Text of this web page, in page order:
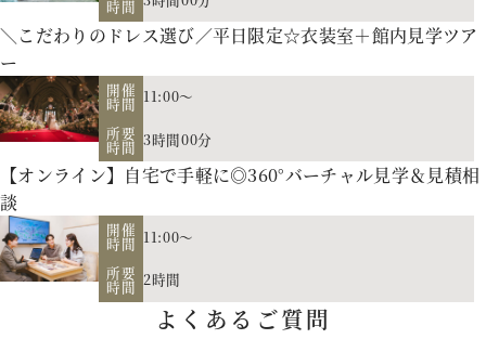
会場の説明、ご案内はもちろん、お二人の理想や希望、予算
をプロに相談しませんか。空き日程のご案内もさせていただき
【北海道フレンチ】北海道の契約生産者さん直送の食材を使
時間
＼こだわりのドレス選び／平日限定☆衣装室＋館内見学ツア
ー
開催
時間 11:00～
所要
時間 3時間00分
【オンライン】自宅で手軽に◎360°バーチャル見学＆見積相
談
開催
時間 11:00～
所要
時間 2時間
よくあるご質問